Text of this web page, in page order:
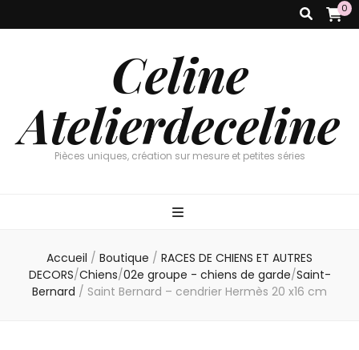
0
Celine
Atelierdeceline
Pièces uniques, création sur mesure et petites séries
Accueil / Boutique / RACES DE CHIENS ET AUTRES
DECORS/Chiens/02e groupe - chiens de garde/Saint-
Bernard / Saint Bernard – cendrier Hermès 20 x16 cm